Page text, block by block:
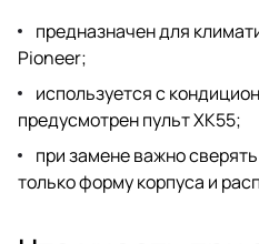
предназначен для
Pioneer;
используется с
предусмотрен пульт XK55;
при замене важно
только форму корпуса и